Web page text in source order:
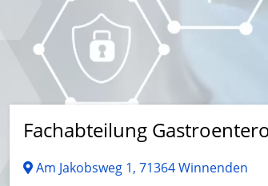
Fachabteilung
Am Jakobsweg 1, 71364 Winnenden